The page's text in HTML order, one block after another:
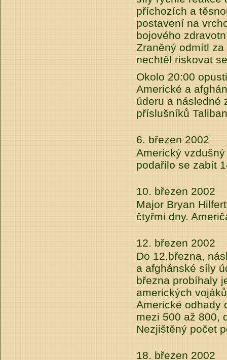
příchozích a
postavení na
bojového
Zraněný odmítl
nechtěl riskovat
Okolo 20:00
Americké a
úderu a následné
příslušníků
6. březen 2002
Americký
podařilo se zabít
10. březen 2002
Major Bryan
čtyřmi dny.
12. březen 2002
Do 12.března,
a afghánské síly
března probíhaly
amerických
Americké odhady
mezi 500 až 800,
Nezjištěný počet
18. březen 2002